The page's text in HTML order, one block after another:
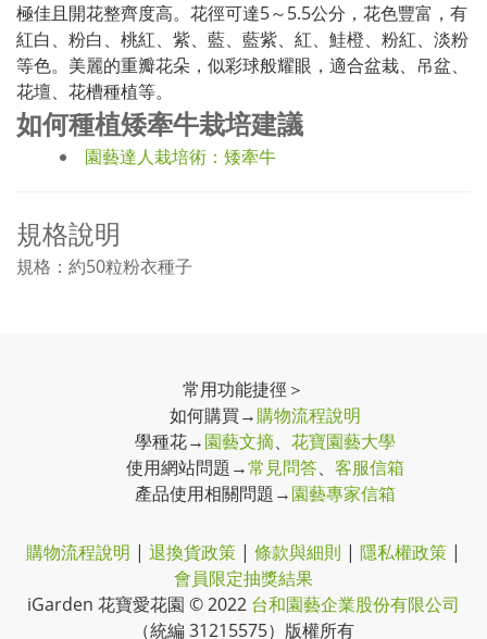
極佳且開花整齊度高。花徑可達5～5.5公分，花色豐富，有
紅白、粉白、桃紅、紫、藍、藍紫、紅、鮭橙、粉紅、淡粉
等色。美麗的重瓣花朵，似彩球般耀眼，適合盆栽、吊盆、
花壇、花槽種植等。
如何種植矮牽牛栽培建議
園藝達人栽培術：矮牽牛
規格說明
規格：約50粒粉衣種子
常用功能捷徑＞
如何購買→購物流程說明
學種花→園藝文摘、 花寶園藝大學
使用網站問題→常見問答、 客服信箱
產品使用相關問題→園藝專家信箱
購物流程說明 | 退換貨政策 | 條款與細則 | 隱私權政策 |
會員限定抽獎結果
iGarden 花寶愛花園 © 2022 台和園藝企業股份有限公司
（統編 31215575） 版權所有